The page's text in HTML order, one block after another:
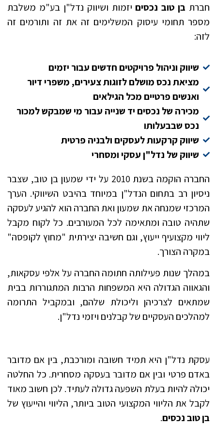
חברת בן טוב נכסיםיזמות ושיווק נדל"ן בע"מ משלבת
מספר תחומי עיסוק המשלימים זה את זה ותורמים זה
לזה:
שיווק וניהול פרויקטים חדשים עבור יזמים
מציאת נכס מושלם לזוגות צעירים, משפרי דיור
ואנשים פרטיים מכל הגילאים
מכירה של נכסים יד שנייה עבור מי שמבקש למכור
נכס שבבעלותו
שיווק קרקעות לעסקים ולבניה פרטית
שיווק של נדל"ן עסקי ומסחרי
החברה הוקמה בשנת 2010 על ידי שמעון בן טוב, שצבר
ניסיון רב בתחום הנדל"ן במיוחד בהיבט השיווקי. הערך
המרכזי שמנחה את שמעון ואת החברה הוא להגיע לעסקה
שתהיה טובה ומתאימה לכל המעורבים. כל לקוח מקבל
ליווי מקצועיף ייעוץ, וגם חשיבה יצירתית "מחוץ לקופסה"
במקרה הצורך.
במהלך שנות פעילותה חתומה החברה על אלפי עסקאות,
והגאווה הגדולה היא המשפחות הרבות המתגוררות בבית
שמתאים לצרכיהן וליכולת שלהם, ובמקביל התרומה
למהלכים העסקיים של קבלנים ויזמי נדל"ן.
עסקת נדל"ן היא תמיד חשובה ומורכבת, בין אם מדובר
באדם פרטי ובין אם מדובר בעסקה מסחרית. כל החלטה
יכולה להיות בעלת השפעה גדולה לעתיד. לכן חשוב מאוד
לקבל את הליווי המקצועי הטוב ביותר, הליווי והייעוץ של
בן טוב נכסים.